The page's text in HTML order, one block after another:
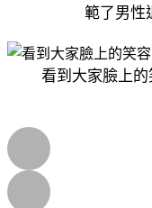
範了男性
看到大家臉上的